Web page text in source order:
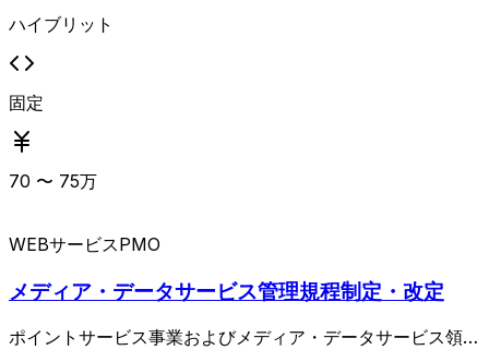
ハイブリット
固定
70 〜 75万
WEBサービスPMO
メディア・データサービス管理規程制定・改定
ポイントサービス事業およびメディア・データサービス領域